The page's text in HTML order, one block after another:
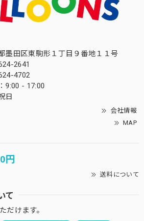
墨田区東駒形１丁目９番地１１号
2641
4702
9:00 - 17:00
日
会社情報
MAP
円
送料について
て
だけます。